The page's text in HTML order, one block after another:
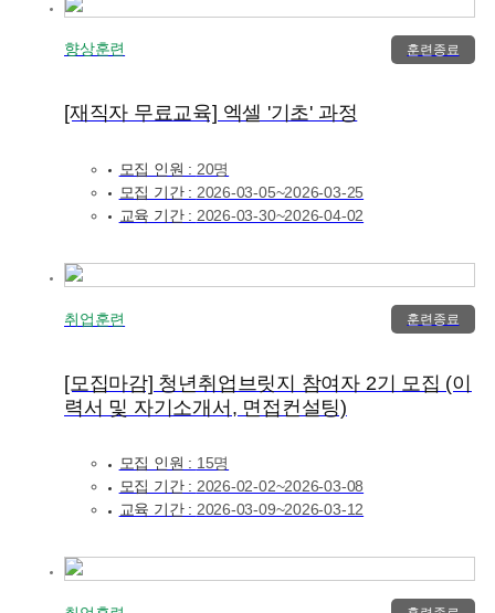
향상훈련 훈련종료
[재직자 무료교육] 엑셀 '기초' 과정
모집 인원 : 20명
모집 기간 : 2026-03-05~2026-03-25
교육 기간 : 2026-03-30~2026-04-02
취업훈련 훈련종료
[모집마감] 청년취업브릿지 참여자 2기 모집 (이
력서 및 자기소개서, 면접컨설팅)
모집 인원 : 15명
모집 기간 : 2026-02-02~2026-03-08
교육 기간 : 2026-03-09~2026-03-12